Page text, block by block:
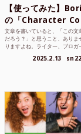
【使ってみた】
の「Character
文章を書いていると、「この文
だろう？」と思うこと、ありま
りますよね。ライター、ブロガ
2025.2.13